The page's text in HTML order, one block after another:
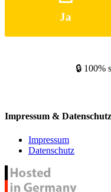
Ja
🔒 100%
Impressum & Datenschutz
Impressum
Datenschutz